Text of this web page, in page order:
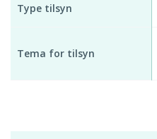
Type tilsyn
Tema for tilsyn